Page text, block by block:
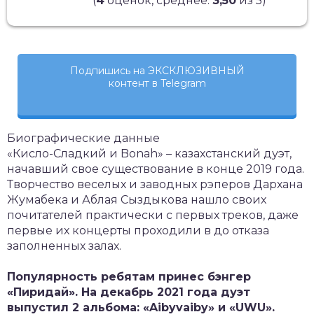
Подпишись на ЭКСКЛЮЗИВНЫЙ
контент в Telegram
Биографические данные
«Кисло-Сладкий и Bonah» – казахстанский дуэт,
начавший свое существование в конце 2019 года.
Творчество веселых и заводных рэперов Дархана
Жумабека и Аблая Сыздыкова нашло своих
почитателей практически с первых треков, даже
первые их концерты проходили в до отказа
заполненных залах.
Популярность ребятам принес бэнгер
«Пиридай». На декабрь 2021 года дуэт
выпустил 2 альбома: «Aibyvaiby» и «UWU».